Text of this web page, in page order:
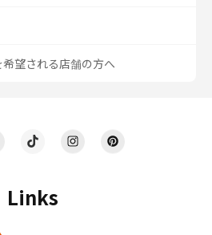
Links
希望される店舗の方へ